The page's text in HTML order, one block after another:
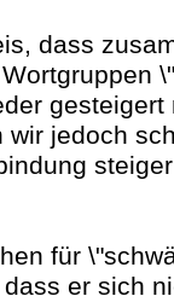
dass
gesteigert
jedoch
für
er sich